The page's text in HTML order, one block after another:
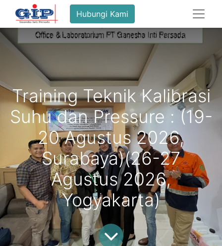
Hubungi Kami
Training Teknik Kalibrasi
Suhu dan Pressure : (19-
20 Agustus 2026,
Surabaya)(26-27
Agustus 2026,
Yogyakarta)